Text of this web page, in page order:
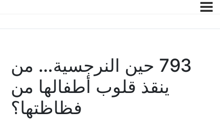
793 حين النرجسية… من
ينقذ قلوب أطفالها من
فظاظتها؟